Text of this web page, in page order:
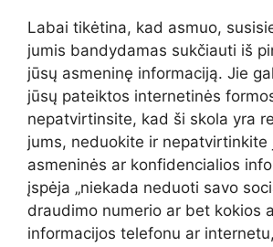
Labai tikėtina, kad asmuo,
jumis bandydamas sukčiauti iš
jūsų asmeninę informaciją. Jie
jūsų pateiktos internetinės
nepatvirtinsite, kad ši skola yra
jums, neduokite ir nepatvirtinkite
asmeninės ar konfidencialios
įspėja „niekada neduoti savo
draudimo numerio ar bet kokios
informacijos telefonu ar